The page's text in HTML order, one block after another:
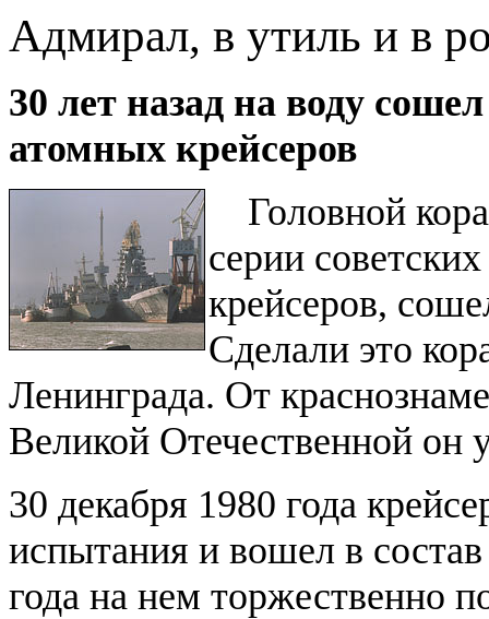
Адмирал, в утиль и в
30 лет назад на воду
атомных крейсеров
Головной
серии
крейсеров,
Сделали это
Ленинграда. От
Великой Отечественной он
30 декабря 1980 года
испытания и вошел в
года на нем торжественно